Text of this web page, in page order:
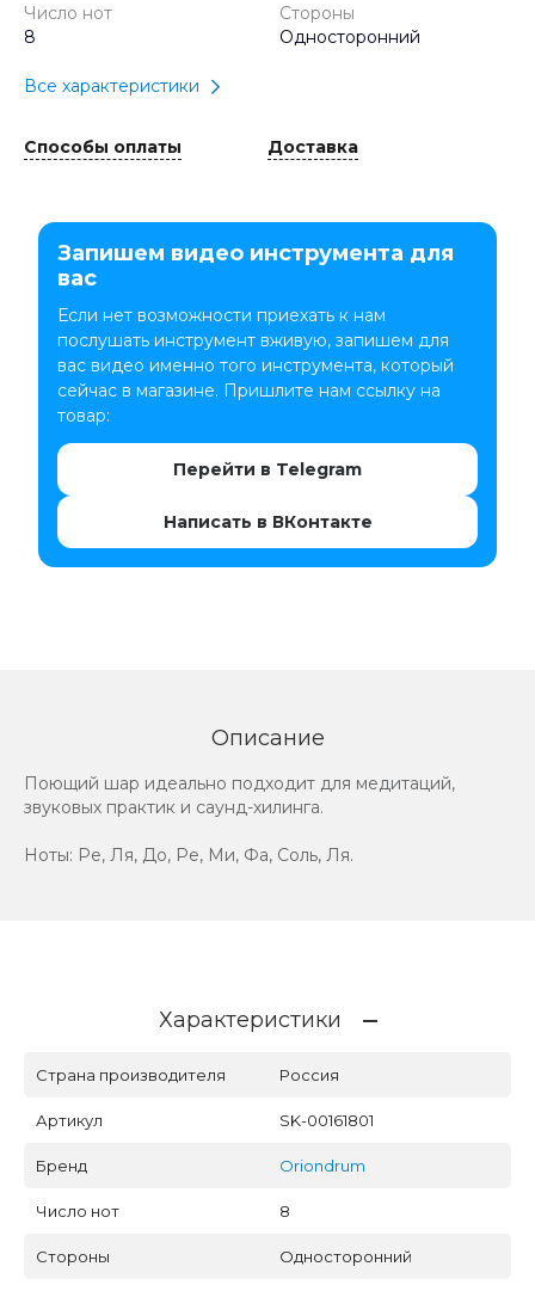
Число нот
8
Стороны
Односторонний
Все характеристики
Способы оплаты Доставка
Запишем видео инструмента для
вас
Если нет возможности приехать к нам
послушать инструмент вживую, запишем для
вас видео именно того инструмента, который
сейчас в магазине. Пришлите нам ссылку на
товар:
Перейти в Telegram
Написать в ВКонтакте
Описание
Поющий шар идеально подходит для медитаций,
звуковых практик и саунд-хилинга.
Ноты: Ре, Ля, До, Ре, Ми, Фа, Соль, Ля.
Характеристики
Страна производителя Россия
Артикул SK-00161801
Бренд Oriondrum
Число нот 8
Стороны Односторонний